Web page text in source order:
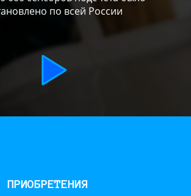
по всей России
ПРИОБРЕТЕНИЯ